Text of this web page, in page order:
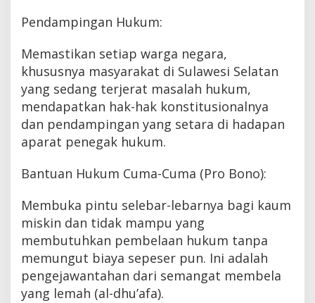
Pendampingan Hukum:
Memastikan setiap warga negara,
khususnya masyarakat di Sulawesi Selatan
yang sedang terjerat masalah hukum,
mendapatkan hak-hak konstitusionalnya
dan pendampingan yang setara di hadapan
aparat penegak hukum.
Bantuan Hukum Cuma-Cuma (Pro Bono):
Membuka pintu selebar-lebarnya bagi kaum
miskin dan tidak mampu yang
membutuhkan pembelaan hukum tanpa
memungut biaya sepeser pun. Ini adalah
pengejawantahan dari semangat membela
yang lemah (al-dhu’afa).